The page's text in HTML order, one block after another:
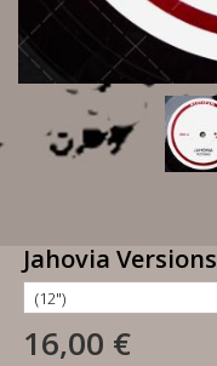
Jahovia Versions
16,00 €